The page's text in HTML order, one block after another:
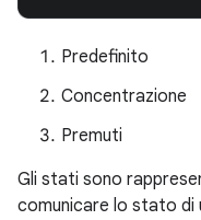
Predefinito
Concentrazione
Premuti
Gli stati sono
comunicare lo stato di